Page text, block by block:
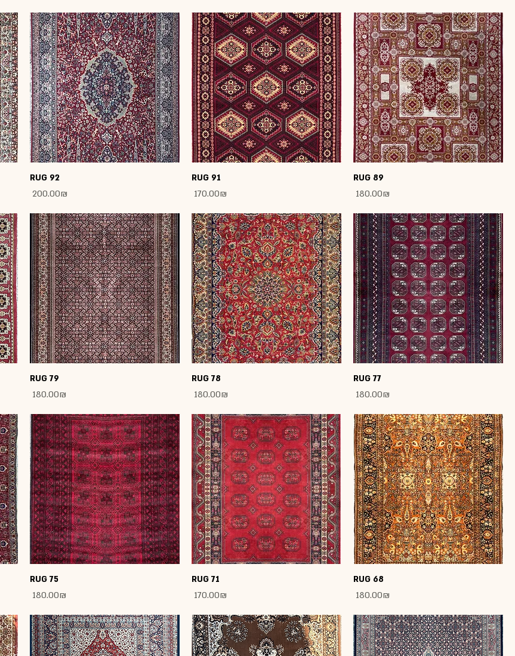
RUG 92
Price ‏200.00 ‏₪
RUG 91
Price ‏170.00 ‏₪
RUG 89
Price ‏180.00 ‏₪
RUG 79
Price ‏180.00 ‏₪
RUG 78
Price ‏180.00 ‏₪
RUG 77
Price ‏180.00 ‏₪
RUG 75
Price ‏180.00 ‏₪
RUG 71
Price ‏170.00 ‏₪
RUG 68
Price ‏180.00 ‏₪